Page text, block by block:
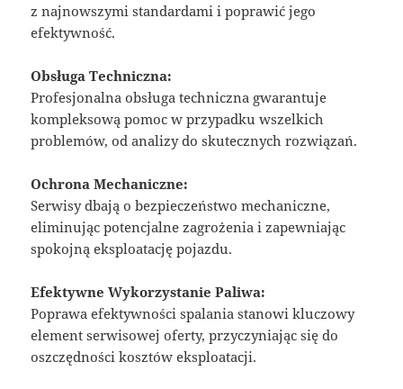
z najnowszymi standardami i poprawić jego
efektywność.
Obsługa Techniczna:
Profesjonalna obsługa techniczna gwarantuje
kompleksową pomoc w przypadku wszelkich
problemów, od analizy do skutecznych rozwiązań.
Ochrona Mechaniczne:
Serwisy dbają o bezpieczeństwo mechaniczne,
eliminując potencjalne zagrożenia i zapewniając
spokojną eksploatację pojazdu.
Efektywne Wykorzystanie Paliwa:
Poprawa efektywności spalania stanowi kluczowy
element serwisowej oferty, przyczyniając się do
oszczędności kosztów eksploatacji.